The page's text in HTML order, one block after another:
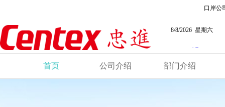
口岸公
8/8/2026 星期六
首页 公司介绍 部门介绍